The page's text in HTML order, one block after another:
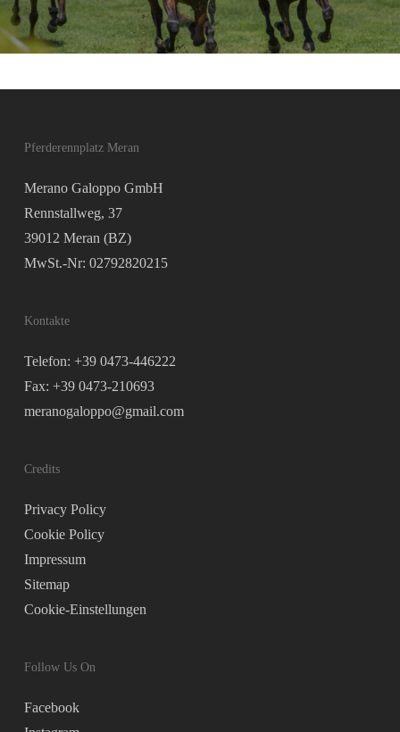
Pferderennplatz Meran
Merano Galoppo GmbH
Rennstallweg, 37
39012 Meran (BZ)
MwSt.-Nr: 02792820215
Kontakte
Telefon: +39 0473-446222
Fax: +39 0473-210693
meranogaloppo@gmail.com
Credits
Privacy Policy
Cookie Policy
Impressum
Sitemap
Cookie-Einstellungen
Follow Us On
Facebook